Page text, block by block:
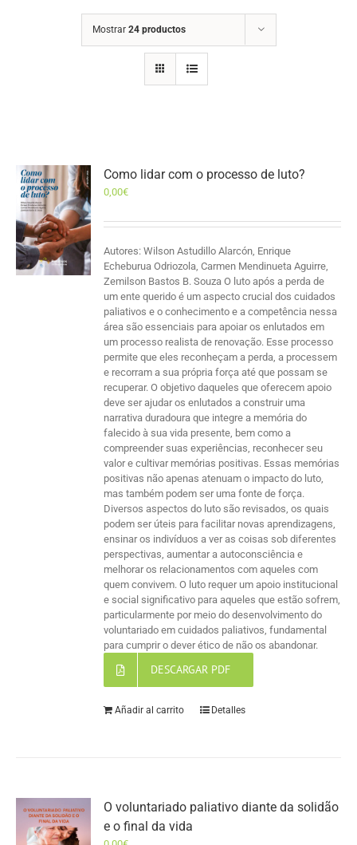
Mostrar 24 productos
Como lidar com o processo de luto?
0,00€
Autores: Wilson Astudillo Alarcón, Enrique
Echeburua Odriozola, Carmen Mendinueta Aguirre,
Zemilson Bastos B. Souza O luto após a perda de
um ente querido é um aspecto crucial dos cuidados
paliativos e o conhecimento e a competência nessa
área são essenciais para apoiar os enlutados em
um processo realista de renovação. Esse processo
permite que eles reconheçam a perda, a processem
e recorram a sua própria força até que possam se
recuperar. O objetivo daqueles que oferecem apoio
deve ser ajudar os enlutados a construir uma
narrativa duradoura que integre a memória do
falecido à sua vida presente, bem como a
compreender suas experiências, reconhecer seu
valor e cultivar memórias positivas. Essas memórias
positivas não apenas atenuam o impacto do luto,
mas também podem ser uma fonte de força.
Diversos aspectos do luto são revisados, os quais
podem ser úteis para facilitar novas aprendizagens,
ensinar os indivíduos a ver as coisas sob diferentes
perspectivas, aumentar a autoconsciência e
melhorar os relacionamentos com aqueles com
quem convivem. O luto requer um apoio institucional
e social significativo para aqueles que estão sofrem,
particularmente por meio do desenvolvimento do
voluntariado em cuidados paliativos, fundamental
para cumprir o dever ético de não os abandonar.
DESCARGAR PDF
Añadir al carrito Detalles
O voluntariado paliativo diante da solidão
e o final da vida